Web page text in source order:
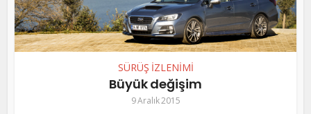
SÜRÜŞ İZLENİMİ
Büyük değişim
9 Aralık 2015